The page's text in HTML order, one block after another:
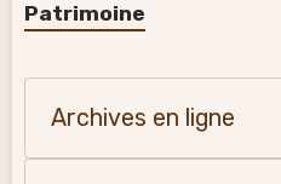
Patrimoine
Archives en ligne